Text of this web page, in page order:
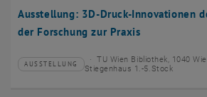
Ausstellung: 3D-Druck-Innovationen
der Forschung zur Praxis
Veranstaltungstyp:
AUSSTELLUNG
Veranstaltungsort:
TU Wien Bibliothek, 1040
Stiegenhaus 1.-5.Stock